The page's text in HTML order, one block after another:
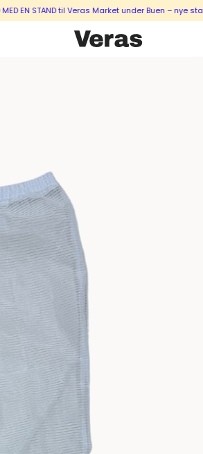
STAND til Veras Market under Buen – nye stande